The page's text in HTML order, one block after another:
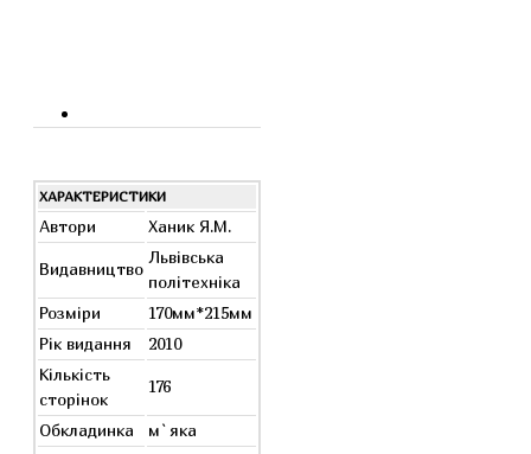
ХАРАКТЕРИСТИКИ
Автори Ханик Я.М.
Видавництво
Львівська
політехніка
Розміри
170мм*215мм
Рік видання
2010
Кількість
сторінок
176
Обкладинка
м`яка